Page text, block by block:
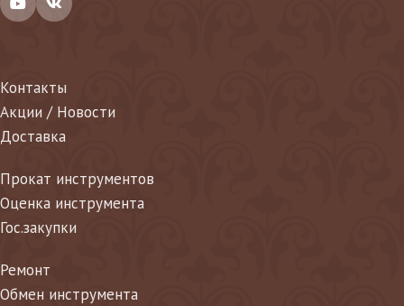
Контакты
Акции / Новости
Доставка
Прокат инструментов
Оценка инструмента
Гос.закупки
Ремонт
Обмен инструмента